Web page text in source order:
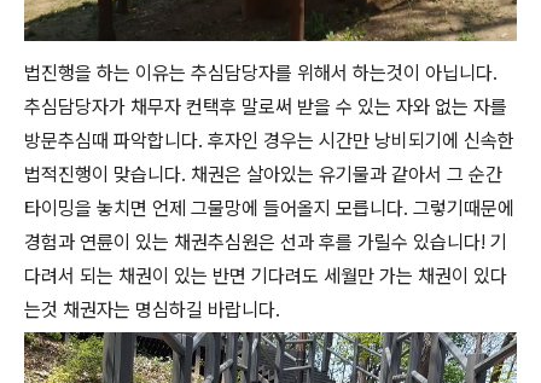
법진행을 하는 이유는 추심담당자를 위해서 하는것이 아닙니다.
추심담당자가 채무자 컨택후 말로써 받을 수 있는 자와 없는 자를
방문추심때 파악합니다. 후자인 경우는 시간만 낭비되기에 신속한
법적진행이 맞습니다. 채권은 살아있는 유기물과 같아서 그 순간
타이밍을 놓치면 언제 그물망에 들어올지 모릅니다. 그렇기때문에
경험과 연륜이 있는 채권추심원은 선과 후를 가릴수 있습니다! 기
다려서 되는 채권이 있는 반면 기다려도 세월만 가는 채권이 있다
는것 채권자는 명심하길 바랍니다.